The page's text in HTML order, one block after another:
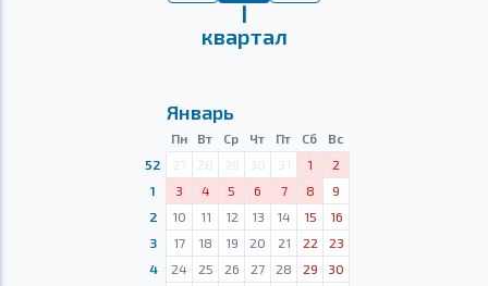
Ⅰ
квартал
Январь
Пн Вт Ср Чт Пт Сб
Вс
52
27 28 29 30 31 1
2
1
3 4 5 6 7 8
9
2
10 11 12 13 14 15
16
3
17 18 19 20 21 22
23
4
24 25 26 27 28 29
30